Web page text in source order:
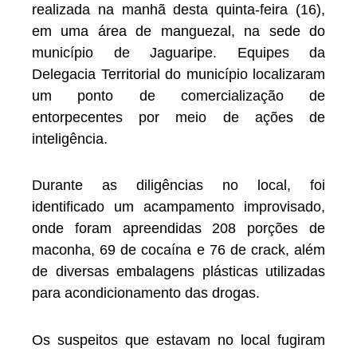
realizada na manhã desta quinta-feira (16),
em uma área de manguezal, na sede do
município de Jaguaripe. Equipes da
Delegacia Territorial do município localizaram
um ponto de comercialização de
entorpecentes por meio de ações de
inteligência.
Durante as diligências no local, foi
identificado um acampamento improvisado,
onde foram apreendidas 208 porções de
maconha, 69 de cocaína e 76 de crack, além
de diversas embalagens plásticas utilizadas
para acondicionamento das drogas.
Os suspeitos que estavam no local fugiram